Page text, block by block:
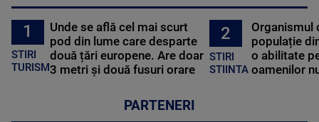
1
STIRI
TURISM
Unde se află cel mai scurt
pod din lume care desparte
două țări europene. Are doar
3 metri și două fusuri orare
2
STIRI
STIINTA
Organismul
populație
o abilitate
oamenilor
PARTENERI